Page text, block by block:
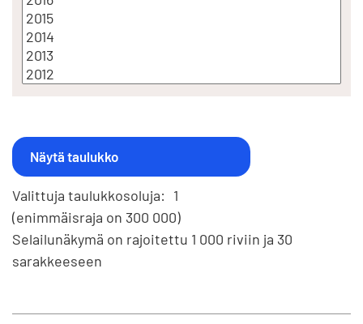
Valittuja taulukkosoluja: 1
(enimmäisraja on 300 000)
Selailunäkymä on rajoitettu 1 000 riviin ja 30
sarakkeeseen